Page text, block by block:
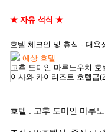
★ 자유 석식 ★
호텔 체크인 및 휴식 - 대욕
예상 호텔
고후 도미인 마루노우치 호
이사와 카이리조트 호텔급
호텔 : 고후 도미인 마루